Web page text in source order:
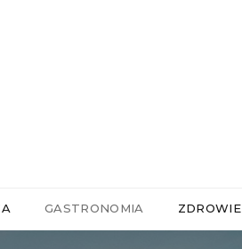
GASTRONOMIA ZDROWIE